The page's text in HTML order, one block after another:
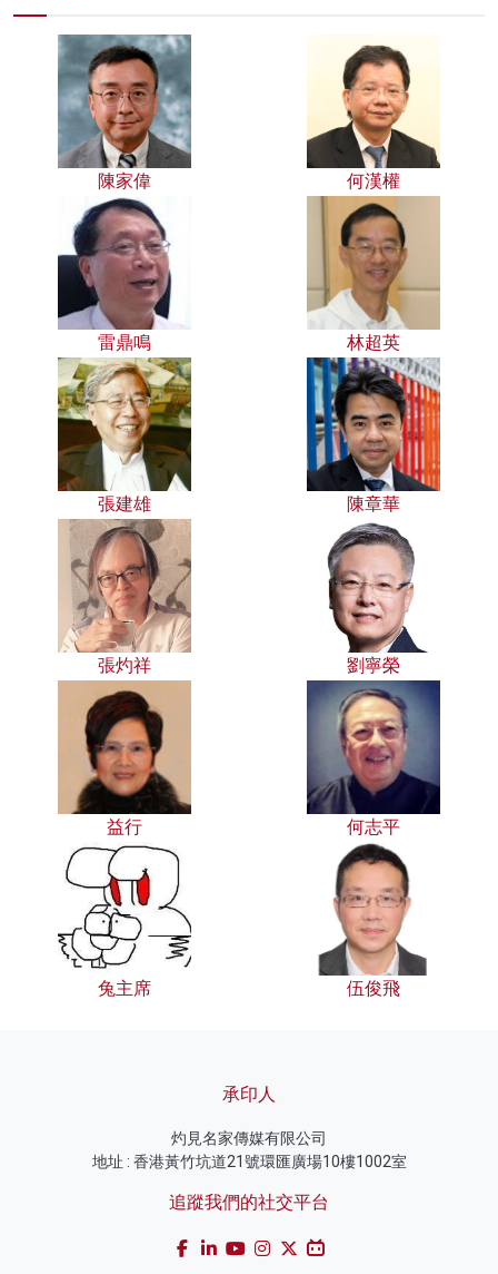
陳家偉 何漢權
雷鼎鳴 林超英
張建雄 陳章華
張灼祥 劉寧榮
益行 何志平
兔主席 伍俊飛
承印人
灼見名家傳媒有限公司
地址 : 香港黃竹坑道21號環匯廣場10樓1002室
追蹤我們的社交平台